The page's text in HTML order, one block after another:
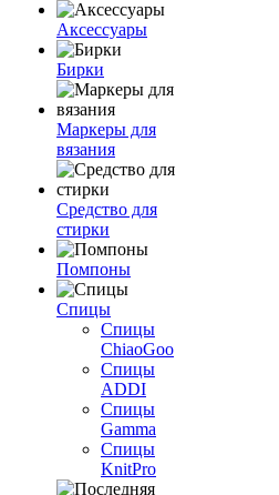
Аксессуары
Бирки
Маркеры для
вязания
Средство для
стирки
Помпоны
Спицы
Спицы
ChiaoGoo
Спицы
ADDI
Спицы
Gamma
Спицы
KnitPro